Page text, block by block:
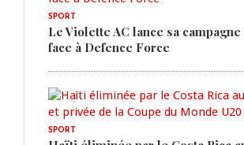
SPORT
Le Violette AC lance sa
face à Defence Force
SPORT